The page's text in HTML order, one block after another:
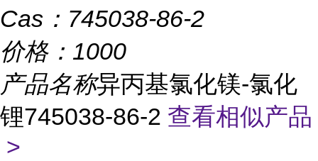
Cas： 745038-86-2
价格： 1000
产品名称异丙基氯化镁-氯化
锂745038-86-2 查看相似产品
>